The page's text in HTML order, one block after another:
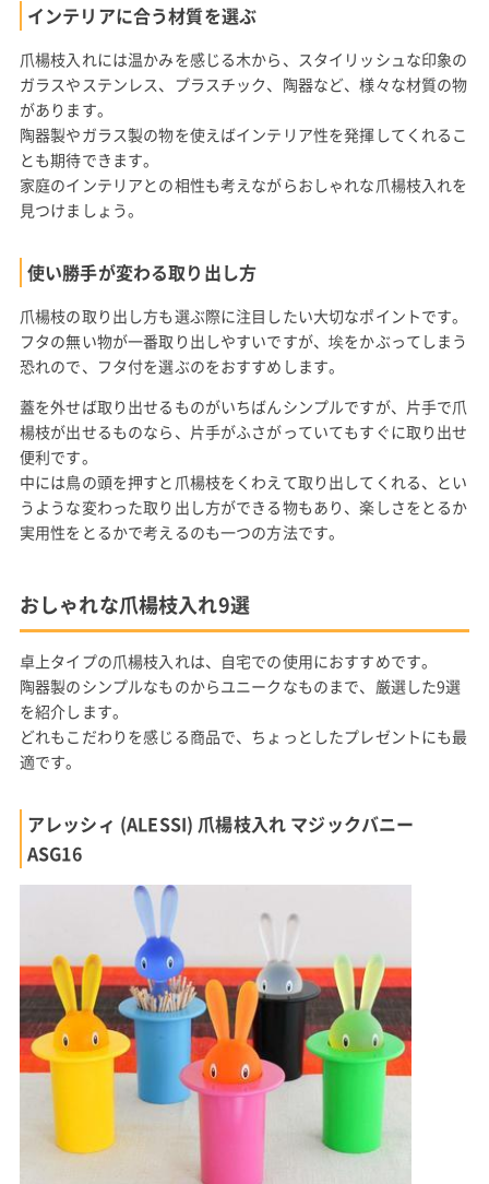
インテリアに合う材質を選ぶ
爪楊枝入れには温かみを感じる木から、スタイリッシュな印象の
ガラスやステンレス、プラスチック、陶器など、様々な材質の物
があります。
陶器製やガラス製の物を使えばインテリア性を発揮してくれるこ
とも期待できます。
家庭のインテリアとの相性も考えながらおしゃれな爪楊枝入れを
見つけましょう。
使い勝手が変わる取り出し方
爪楊枝の取り出し方も選ぶ際に注目したい大切なポイントです。
フタの無い物が一番取り出しやすいですが、埃をかぶってしまう
恐れので、フタ付を選ぶのをおすすめします。
蓋を外せば取り出せるものがいちばんシンプルですが、片手で爪
楊枝が出せるものなら、片手がふさがっていてもすぐに取り出せ
便利です。
中には鳥の頭を押すと爪楊枝をくわえて取り出してくれる、とい
うような変わった取り出し方ができる物もあり、楽しさをとるか
実用性をとるかで考えるのも一つの方法です。
おしゃれな爪楊枝入れ9選
卓上タイプの爪楊枝入れは、自宅での使用におすすめです。
陶器製のシンプルなものからユニークなものまで、厳選した9選
を紹介します。
どれもこだわりを感じる商品で、ちょっとしたプレゼントにも最
適です。
アレッシィ (ALESSI) 爪楊枝入れ マジックバニー
ASG16